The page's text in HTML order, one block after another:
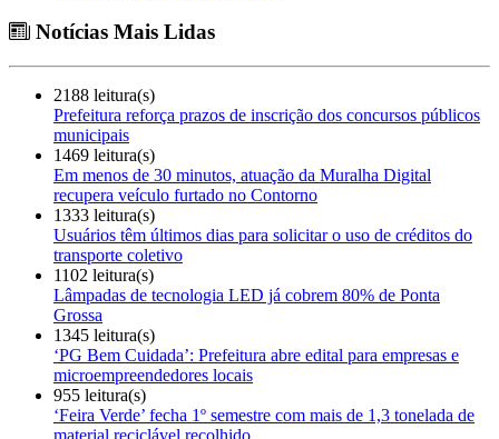
Notícias Mais Lidas
2188 leitura(s)
Prefeitura reforça prazos de inscrição dos concursos públicos
municipais
1469 leitura(s)
Em menos de 30 minutos, atuação da Muralha Digital
recupera veículo furtado no Contorno
1333 leitura(s)
Usuários têm últimos dias para solicitar o uso de créditos do
transporte coletivo
1102 leitura(s)
Lâmpadas de tecnologia LED já cobrem 80% de Ponta
Grossa
1345 leitura(s)
‘PG Bem Cuidada’: Prefeitura abre edital para empresas e
microempreendedores locais
955 leitura(s)
‘Feira Verde’ fecha 1º semestre com mais de 1,3 tonelada de
material reciclável recolhido